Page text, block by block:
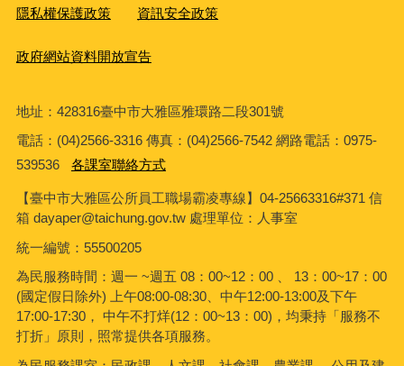
隱私權保護政策 資訊安全政策
政府網站資料開放宣告
地址：428316臺中市大雅區雅環路二段301號
電話：(04)2566-3316 傳真：(04)2566-7542 網路電話：0975-
539536
各課室聯絡方式
【臺中市大雅區公所員工職場霸凌專線】04-25663316#371 信
箱 dayaper@taichung.gov.tw 處理單位：人事室
統一編號 ：55500205
為民服務時間：週一 ~週五 08：00~12：00 、 13：00~17：00
(國定假日除外) 上午08:00-08:30、中午12:00-13:00及下午
17:00-17:30， 中午不打烊(12：00~13：00)，均秉持「服務不
打折」原則，照常提供各項服務。